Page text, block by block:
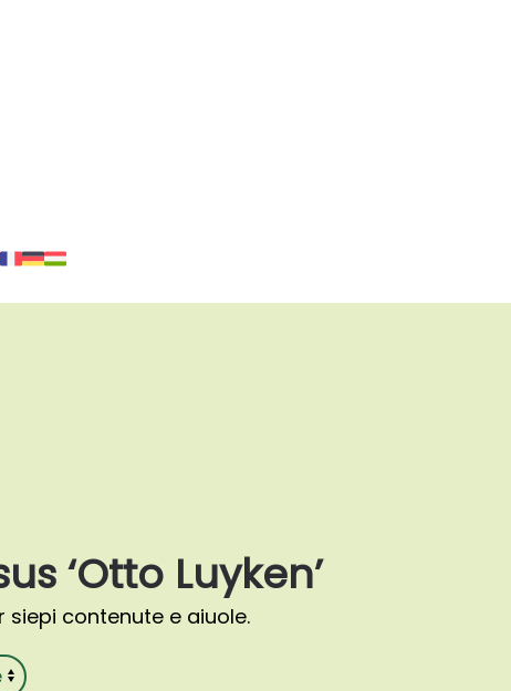
‘Otto Luyken’
contenute e aiuole.